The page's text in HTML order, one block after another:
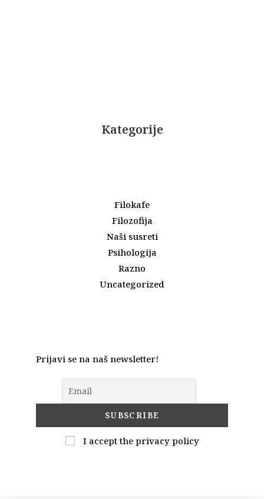
Kategorije
Filokafe
Filozofija
Naši susreti
Psihologija
Razno
Uncategorized
Prijavi se na naš newsletter!
I accept the privacy policy